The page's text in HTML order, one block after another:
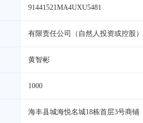
91441521MA4UXU5481
有限责任公司（自然人投资或控股）
黄智彬
1000
海丰县城海悦名城18栋首层3号商铺